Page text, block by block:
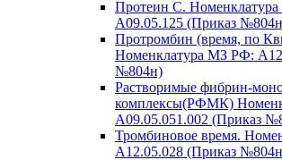
Протеин С.
A09.05.125 (Приказ
Протромбин (время, по
Номенклатура МЗ РФ:
№804н)
Растворимые фибрин-
комплексы(РФМК)
A09.05.051.002 (Приказ
Тромбиновое время.
A12.05.028 (Приказ